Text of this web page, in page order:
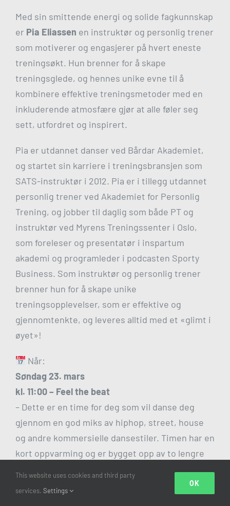
Med sin smittende energi og solide fagkunnskap
er Pia Eliassen en instruktør og personlig trener
som motiverer og engasjerer på hvert eneste
treningsøkt. Hun brenner for å skape
treningsglede, og hennes unike evne til å
kombinere effektive treningsmetoder med en
inkluderende atmosfære gjør at alle føler seg
sett, utfordret og inspirert.
Pia er utdannet danser ved Bårdar Akademiet,
og startet sin karriere i treningsbransjen som
SATS-instruktør i 2012. Pia er i tillegg utdannet
personlig trener ved Akademiet for Personlig
Trening, og jobber til daglig som både PT og
instruktør ved Myrens Treningssenter i Oslo,
som foreleser og presentatør i inspartum
akademi og programleder i podcasten Sporty
Business. Som instruktør og personlig trener
brenner hun for å skape unike
treningsopplevelser, som er effektive og
gjennomtenkte, og leveres alltid med et «glimt i
øyet»!
Når:
Søndag 23. mars
kl. 11:00 – Feel the beat
– Dette er en time for deg som vil danse deg
gjennom en god miks av hiphop, street, house
og andre kommersielle dansestiler. Timen har en
kort oppvarming og er bygget opp av to lengre
for trinn underveis. Her får du både svette på
This website uses cookies and third party
services. Settings
OK